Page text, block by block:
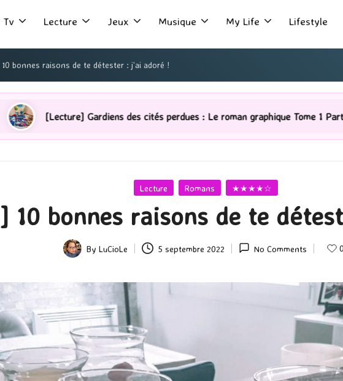
Tv Lecture Jeux Musique My Life Lifestyle
bonnes raisons de te détester : j’ai adoré !
des cités perdues : Le roman graphique Tome 1 Partie 2 [Série
Posted
Lecture Romans ★★★★☆
10 bonnes raisons de te
Posted
ByLuCioLe 5 septembre 2022 No Comments 0